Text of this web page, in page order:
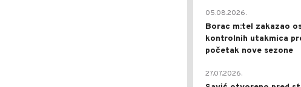
05.08.2026.
Borac m:tel zakazao
kontrolnih utakmica
početak nove sezone
27.07.2026.